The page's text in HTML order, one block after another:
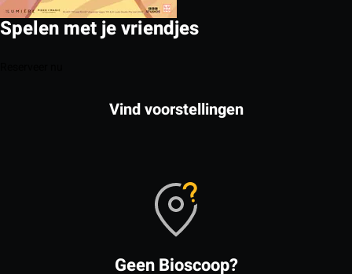
Spelen met je vriendjes
Vind voorstellingen
Geen Bioscoop?